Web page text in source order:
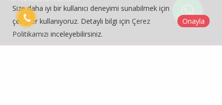
Size daha iyi bir kullanıcı deneyimi sunabilmek için
çerezler kullanıyoruz. Detaylı bilgi için Çerez
Politikamızı inceleyebilirsiniz.
Onayla